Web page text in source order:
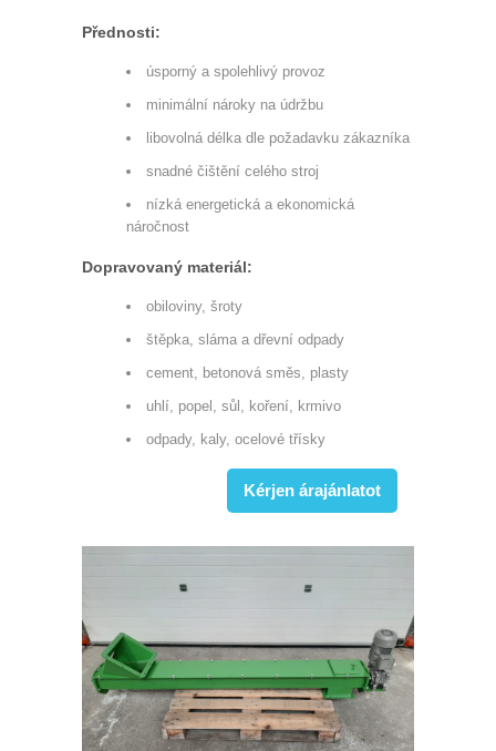
Přednosti:
úsporný a spolehlivý provoz
minimální nároky na údržbu
libovolná délka dle požadavku zákazníka
snadné čištění celého stroj
nízká energetická a ekonomická
náročnost
Dopravovaný materiál:
obiloviny, šroty
štěpka, sláma a dřevní odpady
cement, betonová směs, plasty
uhlí, popel, sůl, koření, krmivo
odpady, kaly, ocelové třísky
Kérjen árajánlatot